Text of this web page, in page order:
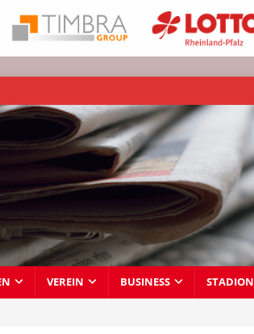
VEREIN BUSINESS STADION